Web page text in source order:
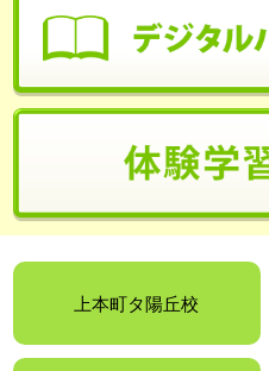
上本町タ陽丘校